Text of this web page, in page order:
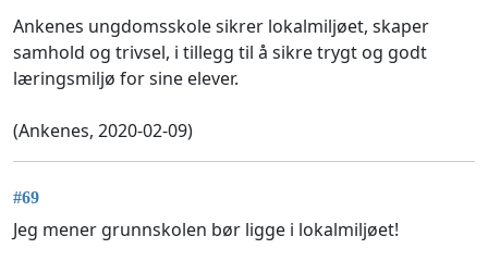
Ankenes ungdomsskole sikrer lokalmiljøet, skaper
samhold og trivsel, i tillegg til å sikre trygt og godt
læringsmiljø for sine elever.
(Ankenes, 2020-02-09)
#69
Jeg mener grunnskolen bør ligge i lokalmiljøet!